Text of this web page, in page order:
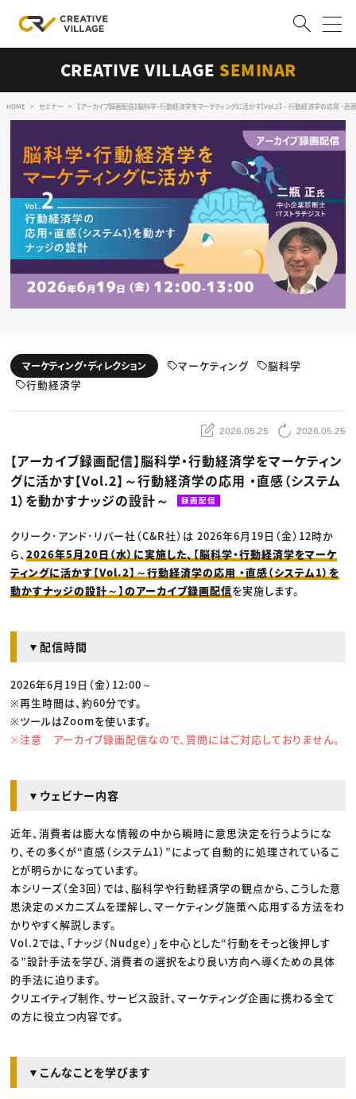
ログイン 会員登録
RECRUIT
クリエイター求人を探す
CREATIVE JOB求人検索
特集求人
採用説明会
転職支援サービス
CONTENTS
スキルアップしたい！
動画配信・映像制作
編集・ライティング
マーケティング
業界解説・キャリア事情
TOP Creator’s コラム トップ
Webクリエイター
アプリクリエイター
映像クリエイター
C＆R Magazine
セミナー
ニュース・トレンド
Web
映像
ゲーム・エンタメ
広告
出版
プロフェッショナル×つながる×メディア
CREATIVE VILLAGE SEMINAR
HOME セミナー 【アーカイブ録画配信】脳科学・行動経済学をマーケティングに活かす【Vol.2】～行動経済学の応用 ・直
マーケティング・ディレクション マーケティング
脳科学
行動経済学
2026.05.25 2026.05.25
【アーカイブ録画配信】脳科学・行動経済学をマーケティン
グに活かす【Vol.2】～行動経済学の応用 ・直感（システム
1）を動かすナッジの設計～
録画配信
クリーク･アンド･リバー社（C&R社）は 2026年6月19日（金）12時か
ら、2026年5月20日（水）に実施した、【脳科学・行動経済学をマーケ
ティングに活かす【Vol.2】～行動経済学の応用 ・直感（システム1）を
動かすナッジの設計～】のアーカイブ録画配信を実施します。
▼配信時間
2026年6月19日（金）12:00～
※再生時間は、約60分です。
※ツールはZoomを使います。
※注意 アーカイブ録画配信なので、質問にはご対応しておりません。
▼ウェビナー内容
近年、消費者は膨大な情報の中から瞬時に意思決定を行うようにな
り、その多くが“直感（システム1）”によって自動的に処理されているこ
とが明らかになっています。
本シリーズ（全3回）では、脳科学や行動経済学の観点から、こうした意
思決定のメカニズムを理解し、マーケティング施策へ応用する方法をわ
かりやすく解説します。
Vol.2では、「ナッジ（Nudge）」を中心とした“行動をそっと後押しす
る”設計手法を学び、消費者の選択をより良い方向へ導くための具体
的手法に迫ります。
クリエイティブ制作、サービス設計、マーケティング企画に携わる全て
の方に役立つ内容です。
▼こんなことを学びます